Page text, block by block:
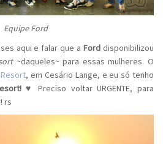
Equipe Ford
aqui e falar que aFord disponibilizou
~daqueles~ para essas mulheres. O
, em Cesário Lange, e eu só tenho
♥ Preciso voltar URGENTE, para
rs